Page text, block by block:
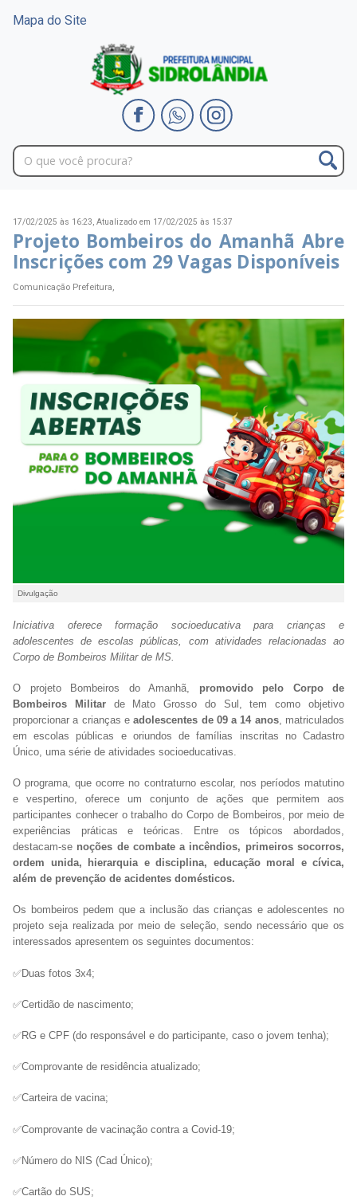
Mapa do Site
17/02/2025 às 16:23, Atualizado em 17/02/2025 às 15:37
Projeto Bombeiros do Amanhã Abre
Inscrições com 29 Vagas Disponíveis
Comunicação Prefeitura,
Divulgação
Iniciativa oferece formação socioeducativa para crianças e
adolescentes de escolas públicas, com atividades relacionadas ao
Corpo de Bombeiros Militar de MS.
O projeto Bombeiros do Amanhã, promovido pelo Corpo de
Bombeiros Militarde Mato Grosso do Sul, tem como objetivo
proporcionar a crianças eadolescentes de 09 a 14 anos, matriculados
em escolas públicas e oriundos de famílias inscritas no Cadastro
Único, uma série de atividades socioeducativas.
O programa, que ocorre no contraturno escolar, nos períodos matutino
e vespertino, oferece um conjunto de ações que permitem aos
participantes conhecer o trabalho do Corpo de Bombeiros, por meio de
experiências práticas e teóricas. Entre os tópicos abordados,
destacam-se noções de combate a incêndios, primeiros socorros,
ordem unida, hierarquia e disciplina, educação moral e cívica,
além de prevenção de acidentes domésticos.
Os bombeiros pedem que a inclusão das crianças e adolescentes no
projeto seja realizada por meio de seleção, sendo necessário que os
interessados apresentem os seguintes documentos:
✅Duas fotos 3x4;
✅Certidão de nascimento;
✅RG e CPF (do responsável e do participante, caso o jovem tenha);
✅Comprovante de residência atualizado;
✅Carteira de vacina;
✅Comprovante de vacinação contra a Covid-19;
✅Número do NIS (Cad Único);
✅Cartão do SUS;